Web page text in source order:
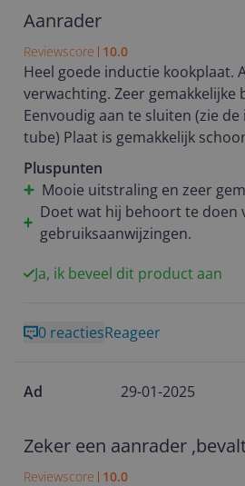
Aanrader
Reviewscore 10.0
Heel goede inductie kookplaat.
verwachting. Zeer gemakkelijke bediening.
Eenvoudig aan te sluiten (zie
tube) Plaat is gemakkelijk schoon te maken. Echt een
aanrader.
Pluspunten
Mooie uitstraling en zeer
Doet wat hij behoort te doen
gebruiksaanwijzingen.
Ja, ik beveel dit product aan
0 reactiesReageer
Ad 29-01-2025
Zeker een aanrader
Reviewscore 10.0